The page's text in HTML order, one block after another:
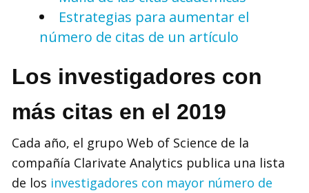
Estrategias para aumentar el
número de citas de un artículo
Los investigadores con
más citas en el 2019
Cada año, el grupo Web of Science de la
compañía Clarivate Analytics publica una lista
de los investigadores con mayor número de